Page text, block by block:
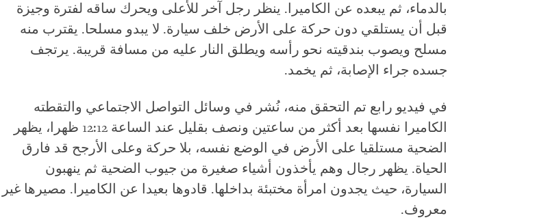
بالدماء، ثم يبعده عن الكاميرا. ينظر رجل آخر للأعلى ويحرك ساقه لفترة وجيزة
قبل أن يستلقي دون حركة على الأرض خلف سيارة. لا يبدو مسلحا. يقترب منه
مسلح ويصوب بندقيته نحو رأسه ويطلق النار عليه من مسافة قريبة. يرتجف
جسده جراء الإصابة، ثم يخمد.
في فيديو رابع تم التحقق منه، نُشر في وسائل التواصل الاجتماعي والتقطته
الكاميرا نفسها بعد أكثر من ساعتين ونصف بقليل عند الساعة 12:12 ظهرا، يظهر
الضحية مستلقيا على الأرض في الوضع نفسه، بلا حركة وعلى الأرجح قد فارق
الحياة. يظهر رجال وهم يأخذون أشياء صغيرة من جيوب الضحية ثم ينهبون
السيارة، حيث يجدون امرأة مختبئة بداخلها. قادوها بعيدا عن الكاميرا. مصيرها غير
معروف.